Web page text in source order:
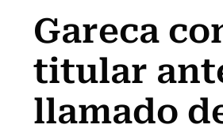
Gareca
titular
llamado